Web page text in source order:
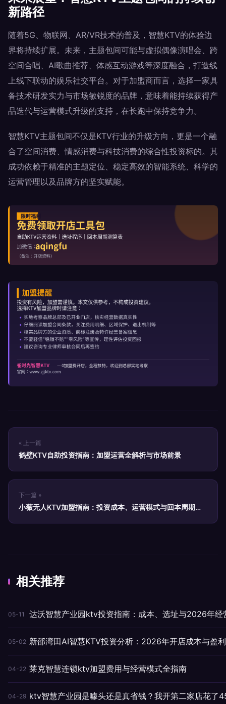
新路径
随着5G、物联网、AR/VR技术的普及，智慧KTV的体验边
界将持续扩展。未来，主题包间可能与虚拟偶像演唱会、跨
空间合唱、AI歌曲推荐、体感互动游戏等深度融合，打造线
上线下联动的娱乐社交平台。对于加盟商而言，选择一家具
备技术研发实力与市场敏锐度的品牌，意味着能持续获得产
品迭代与运营模式升级的支持，在长跑中保持竞争力。
智慧KTV主题包间不仅是KTV行业的升级方向，更是一个融
合了空间消费、情感消费与科技消费的综合性投资标的。其
成功依赖于精准的主题定位、稳定高效的智能系统、科学的
运营管理以及品牌方的坚实赋能。
« 上一篇
鹤壁KTV自助投资指南：加盟运营全解析与市场前景
下一篇 »
小薇无人KTV加盟指南：投资成本、运营模式与回本周期全
相关推荐
05-11 达沃智慧产业园ktv投资指南：成本、选址与2026年经
05-02 新邵湾田AI智慧KTV投资分析：2026年开店成本与盈
04-22 莱克智慧连锁ktv加盟费用与经营模式全指南
04-29 ktv智慧产业园是噱头还是真省钱？我开第二家店花了